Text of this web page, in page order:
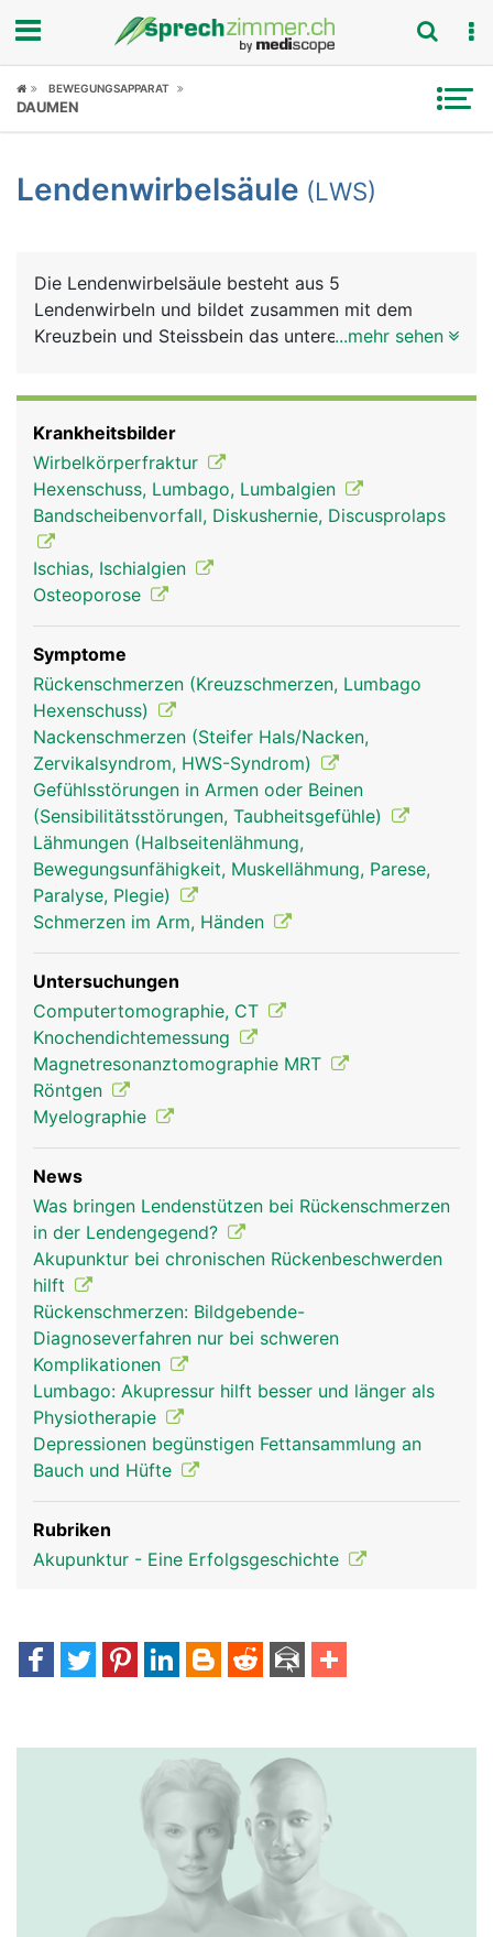
Fokus
Symptome
News
Rubriken
BEWEGUNGSAPPARAT
DAUMEN
Lendenwirbelsäule (LWS)
Die Lendenwirbelsäule besteht aus 5
Lendenwirbeln und bildet zusammen mit dem
Kreuzbein und Steissbein das untere Ende der
daher besonders belastet. Aus den Lendenwirbeln
tritt der längste Nerv des Körpers aus, der
Ischiasnerv, der die Rückseite der Beine bis zu den
Füssen versorgt. In der Lendenwirbelsäule endet
ausserdem das Rückenmark.
Frau Mann
...mehr sehen
Krankheitsbilder
Wirbelkörperfraktur
Hexenschuss, Lumbago, Lumbalgien
Bandscheibenvorfall, Diskushernie, Discusprolaps
Ischias, Ischialgien
Osteoporose
Symptome
Rückenschmerzen (Kreuzschmerzen, Lumbago
Hexenschuss)
Nackenschmerzen (Steifer Hals/Nacken,
Zervikalsyndrom, HWS-Syndrom)
Gefühlsstörungen in Armen oder Beinen
(Sensibilitätsstörungen, Taubheitsgefühle)
Lähmungen (Halbseitenlähmung,
Bewegungsunfähigkeit, Muskellähmung, Parese,
Paralyse, Plegie)
Schmerzen im Arm, Händen
Untersuchungen
Computertomographie, CT
Knochendichtemessung
Magnetresonanztomographie MRT
Röntgen
Myelographie
News
Was bringen Lendenstützen bei Rückenschmerzen
in der Lendengegend?
Akupunktur bei chronischen Rückenbeschwerden
hilft
Rückenschmerzen: Bildgebende-
Diagnoseverfahren nur bei schweren
Komplikationen
Lumbago: Akupressur hilft besser und länger als
Physiotherapie
Depressionen begünstigen Fettansammlung an
Bauch und Hüfte
Rubriken
Akupunktur - Eine Erfolgsgeschichte